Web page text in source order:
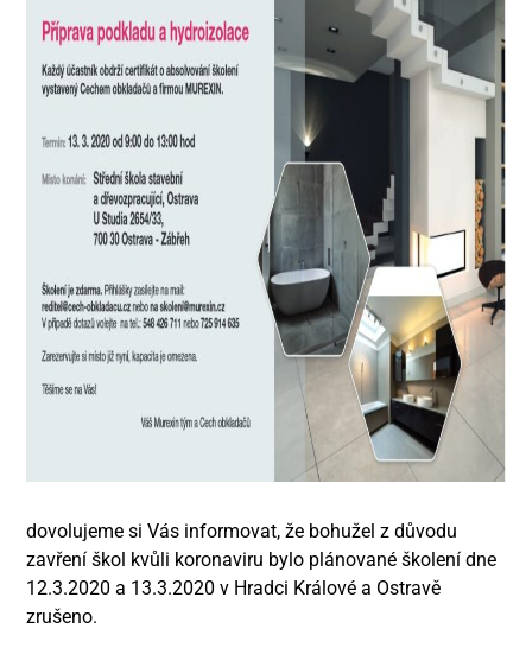
dovolujeme si Vás informovat, že bohužel z důvodu
zavření škol kvůli koronaviru bylo plánované školení dne
12.3.2020 a 13.3.2020 v Hradci Králové a Ostravě
zrušeno.